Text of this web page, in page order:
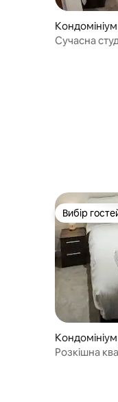
Кондомініум
ide
Сучасна
Вибір
Вибір
Кондомініум
side
Розкішна